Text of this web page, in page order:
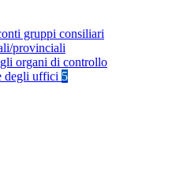
gruppi consiliari
provinciali
organi di controllo
degli uffici 5